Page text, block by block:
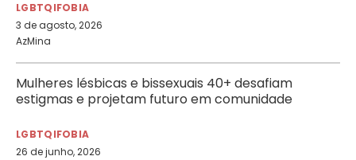
LGBTQIFOBIA
3 de agosto, 2026
AzMina
Mulheres lésbicas e bissexuais 40+ desafiam
estigmas e projetam futuro em comunidade
LGBTQIFOBIA
26 de junho, 2026